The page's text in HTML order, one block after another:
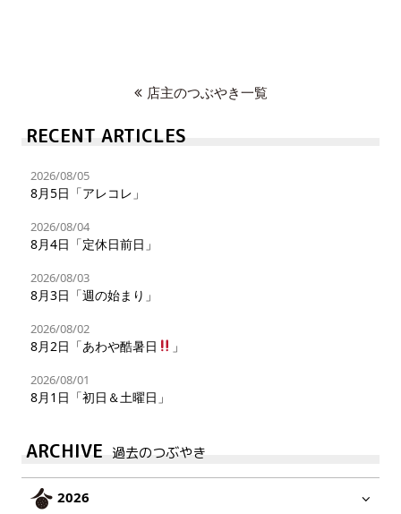
店主のつぶやき一覧
RECENT ARTICLES
2026/08/05
8月5日「アレコレ」
2026/08/04
8月4日「定休日前日」
2026/08/03
8月3日「週の始まり」
2026/08/02
8月2日「あわや酷暑日 」
2026/08/01
8月1日「初日＆土曜日」
ARCHIVE 過去のつぶやき
2026